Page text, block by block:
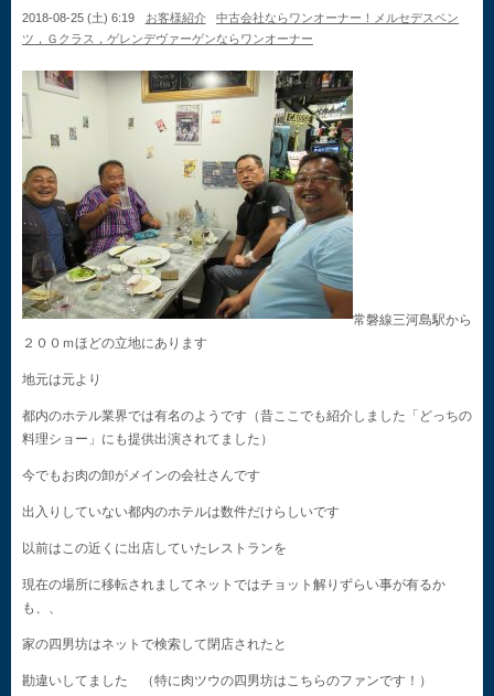
2018-08-25 (土) 6:19 お客様紹介
中古会社ならワンオーナー！メルセデスベン
ツ，Ｇクラス，ゲレンデヴァーゲンならワンオーナー
常磐線三河島駅から
２００ｍほどの立地にあります
地元は元より
都内のホテル業界では有名のようです（昔ここでも紹介しました「どっちの
料理ショー」にも提供出演されてました）
今でもお肉の卸がメインの会社さんです
出入りしていない都内のホテルは数件だけらしいです
以前はこの近くに出店していたレストランを
現在の場所に移転されましてネットではチョット解りずらい事が有るか
も、、
家の四男坊はネットで検索して閉店されたと
勘違いしてました （特に肉ツウの四男坊はこちらのファンです！）